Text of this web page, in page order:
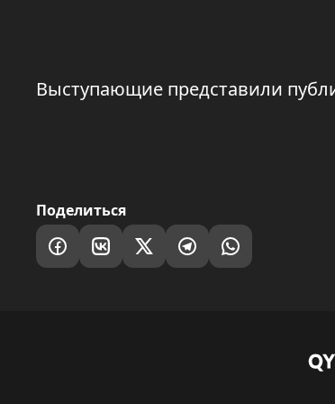
Выступающие представили
Поделиться